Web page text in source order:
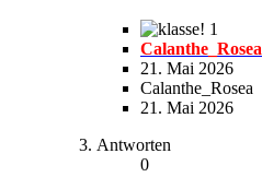
1
Calanthe_Rosea
21. Mai 2026
Calanthe_Rosea
21. Mai 2026
Antworten
0